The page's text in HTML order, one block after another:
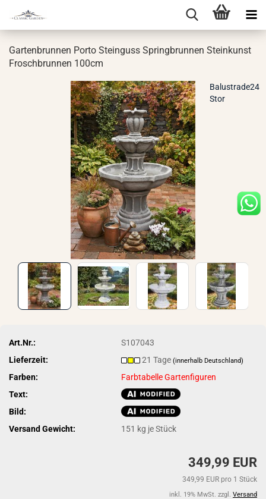
Gar­ten­brun­nen Porto Stein­guss Spring­brun­nen Stein­kunst
Frosch­brun­nen 100cm
Balustrade24
Stor
Art.Nr.:
S107043
Lieferzeit:
21 Tage(innerhalb Deutschland)
Farben:
Farbtabelle Gartenfiguren
Text:
Bild:
Versand Gewicht:
151 kg je Stück
349,99 EUR
349,99 EUR pro 1 Stück
inkl. 19% MwSt. zzgl. Versand